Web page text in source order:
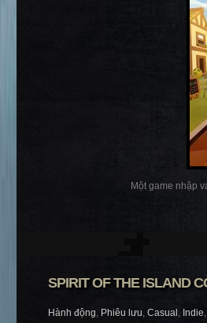
Một game nhập
SPIRIT OF THE ISLAND
Hành động, Phiêu lưu, Casual , Indie,